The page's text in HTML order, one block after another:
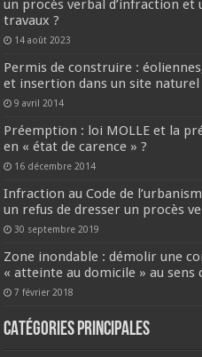
un procès verbal d’infraction
travaux ?
14 août 2023
Permis de construire :
et insertion dans un site naturel
9 avril 2014
Préemption : loi MOLLE et la
en « état de carence » ?
16 décembre 2014
Infraction au Code de
un refus de dresser un procès
30 septembre 2019
Zone inondable : démolir une
« atteinte au domicile » au sens
7 février 2018
CATÉGORIES PRINCIPALES